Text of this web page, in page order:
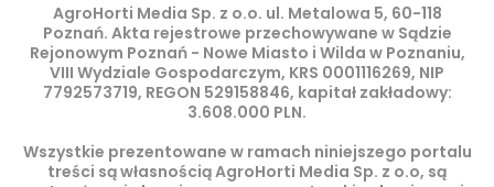
AgroHorti Media Sp. z o.o. ul. Metalowa 5, 60-118
Poznań. Akta rejestrowe przechowywane w Sądzie
Rejonowym Poznań - Nowe Miasto i Wilda w Poznaniu,
VIII Wydziale Gospodarczym, KRS 0001116269, NIP
7792573719, REGON 529158846, kapitał zakładowy:
3.608.000 PLN.
Wszystkie prezentowane w ramach niniejszego portalu
treści są własnością AgroHorti Media Sp. z o.o, są